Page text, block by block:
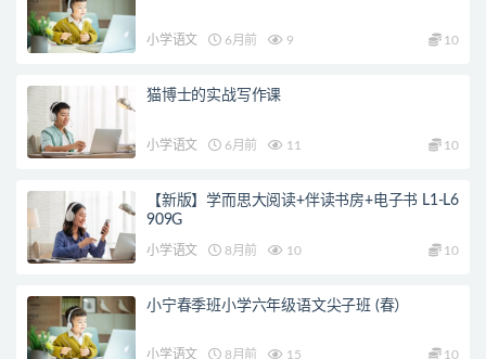
小学语文 6月前 9 10
猫博士的实战写作课
小学语文 6月前 11 10
【新版】学而思大阅读+伴读书房+电子书 L1-L6
909G
小学语文 8月前 10 10
小宁春季班小学六年级语文尖子班 (春）
小学语文 8月前 15 10